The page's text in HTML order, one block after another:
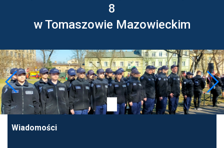
8
w Tomaszowie Mazowieckim
Wiadomości